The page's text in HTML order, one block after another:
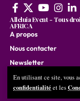
En utilisant ce site, vous
confidentialitéet les
Alleluia Event - Tous
AFRICA
A propos
Nous contacter
Newsletter
Nous rejoindre